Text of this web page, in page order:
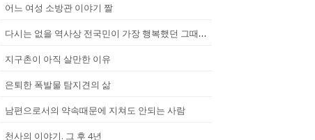
어느 여성 소방관 이야기 짤
다시는 없을 역사상 전국민이 가장 행복했던 그때.(2002년...한일월드...
지구촌이 아직 살만한 이유
은퇴한 폭발물 탐지견의 삶
남편으로서의 약속때문에 지쳐도 안되는 사람
천사의 이야기. 그 후 4년